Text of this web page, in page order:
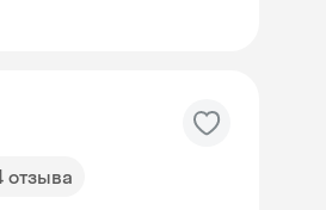
отзыва